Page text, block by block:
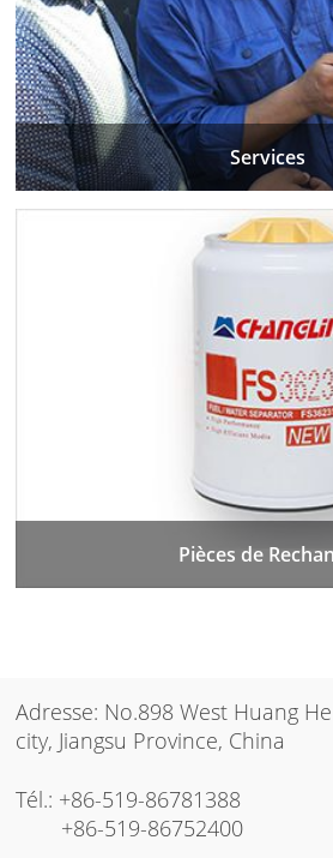
Services
Pièces de
Adresse: No.898 West Huang
city, Jiangsu Province, China
Tél.: +86-519-86781388
+86-519-86752400